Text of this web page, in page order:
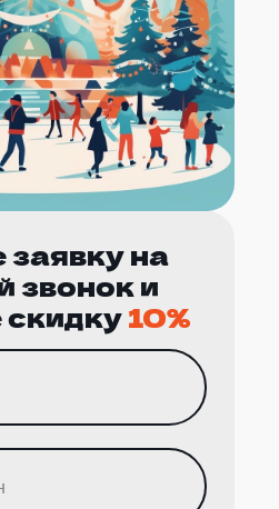
заявку на
звонок и
скидку10%